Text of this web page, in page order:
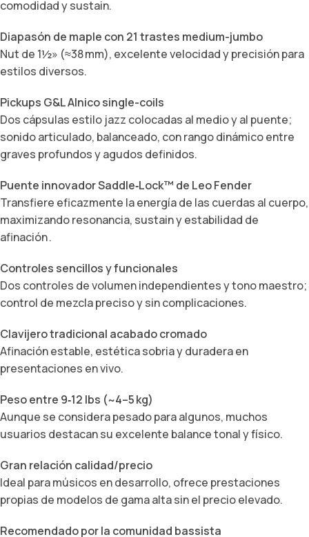
comodidad y sustain.
Diapasón de maple con 21 trastes medium-jumbo
Nut de 1½» (≈38 mm), excelente velocidad y precisión para
estilos diversos.
Pickups G&L Alnico single-coils
Dos cápsulas estilo jazz colocadas al medio y al puente;
sonido articulado, balanceado, con rango dinámico entre
graves profundos y agudos definidos.
Puente innovador Saddle‑Lock™ de Leo Fender
Transfiere eficazmente la energía de las cuerdas al cuerpo,
maximizando resonancia, sustain y estabilidad de
afinación .
Controles sencillos y funcionales
Dos controles de volumen independientes y tono maestro;
control de mezcla preciso y sin complicaciones.
Clavijero tradicional acabado cromado
Afinación estable, estética sobria y duradera en
presentaciones en vivo.
Peso entre 9‑12 lbs (~4–5 kg)
Aunque se considera pesado para algunos, muchos
usuarios destacan su excelente balance tonal y físico.
Gran relación calidad/precio
Ideal para músicos en desarrollo, ofrece prestaciones
propias de modelos de gama alta sin el precio elevado.
Recomendado por la comunidad bassista